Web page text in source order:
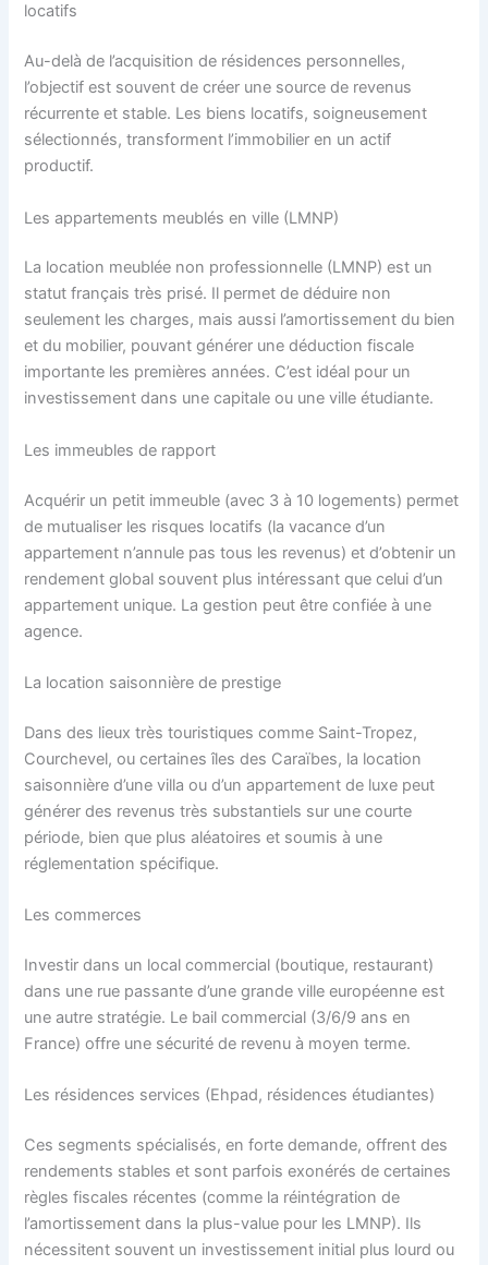
locatifs
Au-delà de l’acquisition de résidences personnelles,
l’objectif est souvent de créer une source de revenus
récurrente et stable. Les biens locatifs, soigneusement
sélectionnés, transforment l’immobilier en un actif
productif.
Les appartements meublés en ville (LMNP)
La location meublée non professionnelle (LMNP) est un
statut français très prisé. Il permet de déduire non
seulement les charges, mais aussi l’amortissement du bien
et du mobilier, pouvant générer une déduction fiscale
importante les premières années. C’est idéal pour un
investissement dans une capitale ou une ville étudiante.
Les immeubles de rapport
Acquérir un petit immeuble (avec 3 à 10 logements) permet
de mutualiser les risques locatifs (la vacance d’un
appartement n’annule pas tous les revenus) et d’obtenir un
rendement global souvent plus intéressant que celui d’un
appartement unique. La gestion peut être confiée à une
agence.
La location saisonnière de prestige
Dans des lieux très touristiques comme Saint-Tropez,
Courchevel, ou certaines îles des Caraïbes, la location
saisonnière d’une villa ou d’un appartement de luxe peut
générer des revenus très substantiels sur une courte
période, bien que plus aléatoires et soumis à une
réglementation spécifique.
Les commerces
Investir dans un local commercial (boutique, restaurant)
dans une rue passante d’une grande ville européenne est
une autre stratégie. Le bail commercial (3/6/9 ans en
France) offre une sécurité de revenu à moyen terme.
Les résidences services (Ehpad, résidences étudiantes)
Ces segments spécialisés, en forte demande, offrent des
rendements stables et sont parfois exonérés de certaines
règles fiscales récentes (comme la réintégration de
l’amortissement dans la plus-value pour les LMNP). Ils
nécessitent souvent un investissement initial plus lourd ou